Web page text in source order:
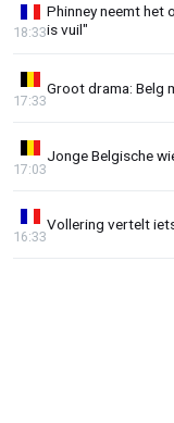
Phinney neemt het
is vuil"
18:33
Groot drama: Belg
17:33
Jonge Belgische
17:03
Vollering vertelt
16:33